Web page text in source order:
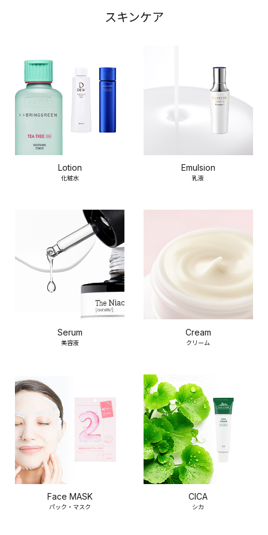
スキンケア
Lotion
化粧水
Emulsion
乳液
Serum
美容液
Cream
クリーム
Face MASK
パック・マスク
CICA
シカ